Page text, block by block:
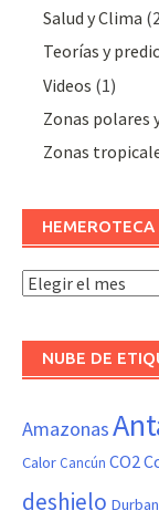
Salud y Clima
Teorías y
Videos (1)
Zonas polares
Zonas
HEMEROTECA
Hemeroteca
NUBE DE
Amazonas
Calor Cancún CO2
deshielo Durban